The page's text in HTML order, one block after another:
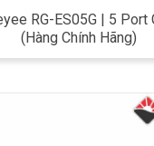
RG-ES05G | 5 Port
(Hàng Chính Hãng)